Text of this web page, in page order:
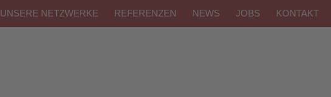
UNSERE NETZWERKE REFERENZEN NEWS JOBS KONTAKT